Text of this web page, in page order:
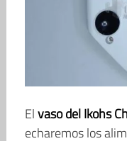
Elvaso del Ikohs
echaremos los